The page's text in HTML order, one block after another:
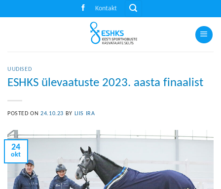
to
Kontakt
UUDISED
ESHKS ülevaatuste 2023. aasta finaalist
POSTED ON24.10.23 BY LIIS IRA
24
okt